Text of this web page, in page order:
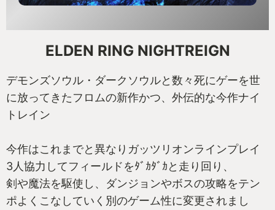
ここに書いた内容がどれだけ真実か
配信中のチャプター1は無料なので！
I AM DRATULAAAA！！！！！！！
ELDEN RING NIGHTREIGN
デモンズソウル・ダークソウルと数々死にゲーを世
に放ってきたフロムの新作かつ、外伝的な今作ナイ
トレイン
今作はこれまでと異なりガッツリオンラインプレイ
3人協力してフィールドをﾀﾞｶﾀﾞｶと走り回り、
剣や魔法を駆使し、ダンジョンやボスの攻略をテン
ポよくこなしていく別のゲーム性に変更されまし